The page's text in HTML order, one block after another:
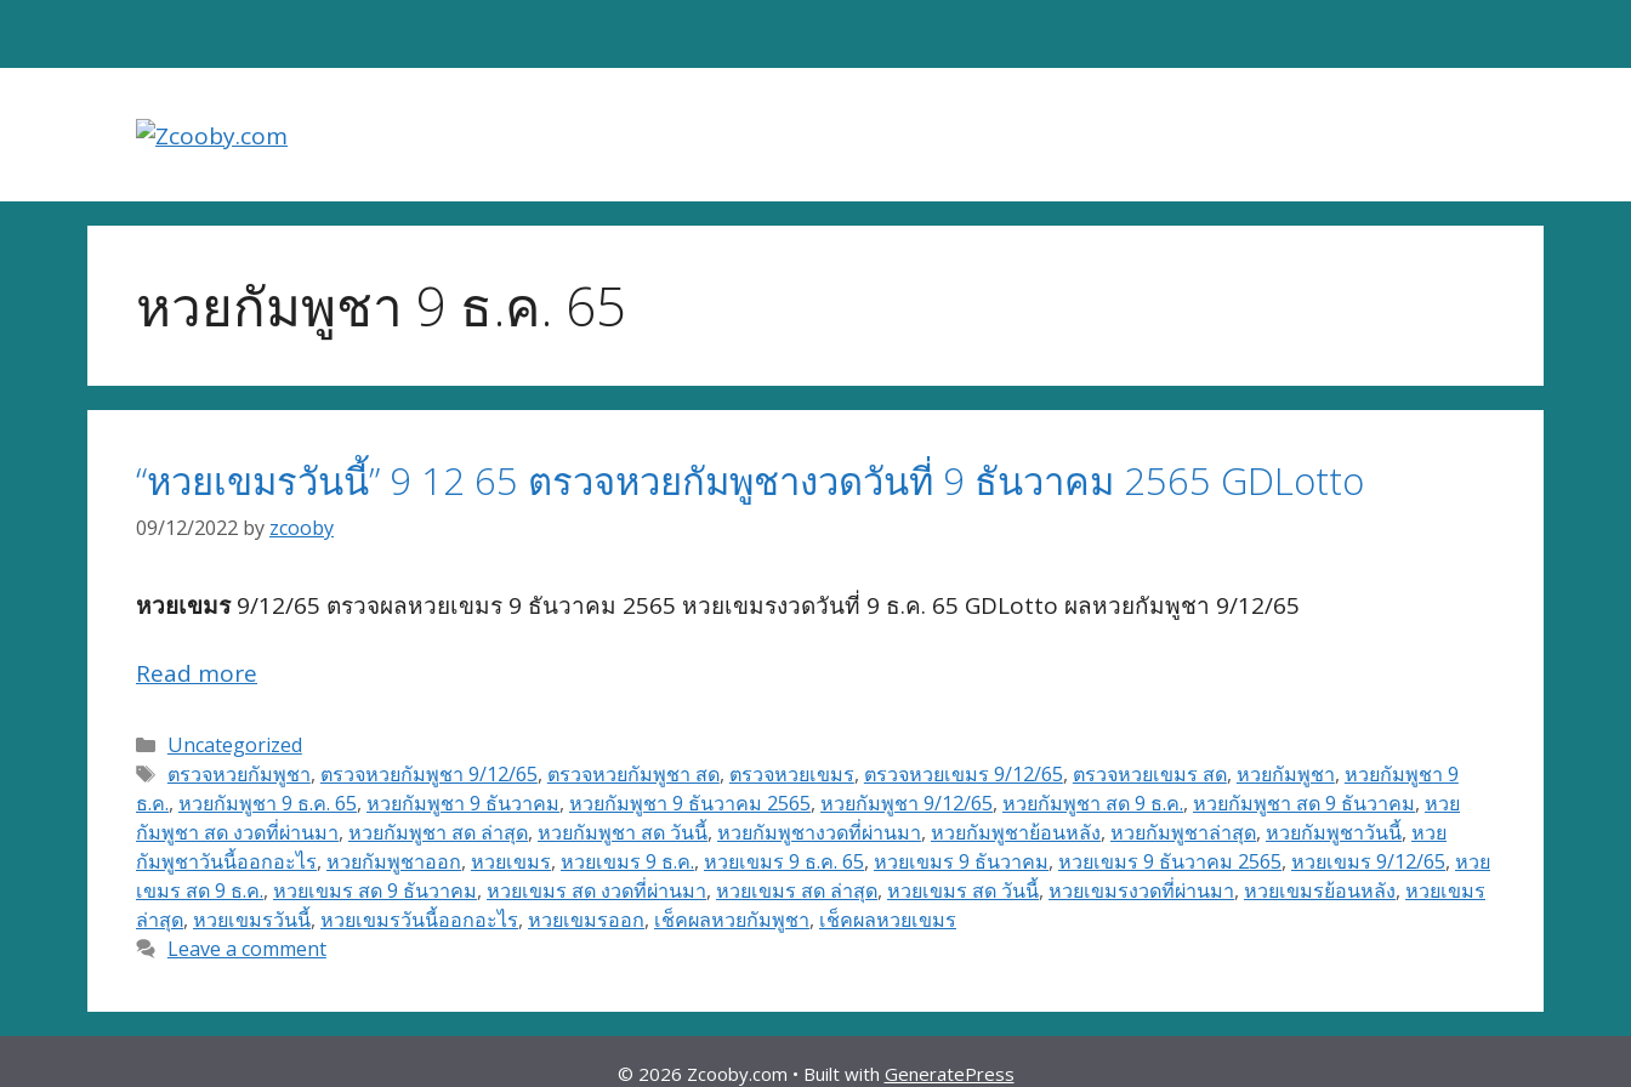
หวยกัมพูชา 9 ธ.ค. 65
“หวยเขมรวันนี้” 9 12 65 ตรวจหวยกัมพูชางวดวันที่ 9 ธันวาคม 2565 GDLotto
09/12/2022 by zcooby
หวยเขมร9/12/65 ตรวจผลหวยเขมร 9 ธันวาคม 2565 หวยเขมรงวดวันที่ 9 ธ.ค. 65 GDLotto ผลหวยกัมพูชา 9/12/65
Read more
Categories
Uncategorized
Tags
ตรวจหวยกัมพูชา, ตรวจหวยกัมพูชา 9/12/65, ตรวจหวยกัมพูชา สด, ตรวจหวยเขมร, ตรวจหวยเขมร 9/12/65, ตรวจหวยเขมร สด, หวยกัมพูชา, หวยกัมพูชา 9
ธ.ค., หวยกัมพูชา 9 ธ.ค. 65, หวยกัมพูชา 9 ธันวาคม, หวยกัมพูชา 9 ธันวาคม 2565, หวยกัมพูชา 9/12/65, หวยกัมพูชา สด 9 ธ.ค., หวยกัมพูชา สด 9 ธันวาคม, หวย
กัมพูชา สด งวดที่ผ่านมา, หวยกัมพูชา สด ล่าสุด, หวยกัมพูชา สด วันนี้, หวยกัมพูชางวดที่ผ่านมา, หวยกัมพูชาย้อนหลัง, หวยกัมพูชาล่าสุด, หวยกัมพูชาวันนี้, หวย
กัมพูชาวันนี้ออกอะไร, หวยกัมพูชาออก, หวยเขมร, หวยเขมร 9 ธ.ค., หวยเขมร 9 ธ.ค. 65, หวยเขมร 9 ธันวาคม, หวยเขมร 9 ธันวาคม 2565, หวยเขมร 9/12/65, หวย
เขมร สด 9 ธ.ค., หวยเขมร สด 9 ธันวาคม, หวยเขมร สด งวดที่ผ่านมา, หวยเขมร สด ล่าสุด, หวยเขมร สด วันนี้, หวยเขมรงวดที่ผ่านมา, หวยเขมรย้อนหลัง, หวยเขมร
ล่าสุด, หวยเขมรวันนี้, หวยเขมรวันนี้ออกอะไร, หวยเขมรออก, เช็คผลหวยกัมพูชา, เช็คผลหวยเขมร
Leave a comment
© 2026 Zcooby.com • Built with GeneratePress